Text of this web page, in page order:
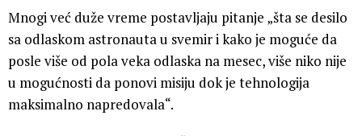
Mnogi već duže vreme postavljaju pitanje „šta se desilo
sa odlaskom astronauta u svemir i kako je moguće da
posle više od pola veka odlaska na mesec, više niko nije
u mogućnosti da ponovi misiju dok je tehnologija
maksimalno napredovala“.